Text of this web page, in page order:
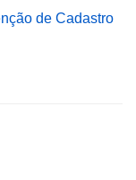
de Cadastro